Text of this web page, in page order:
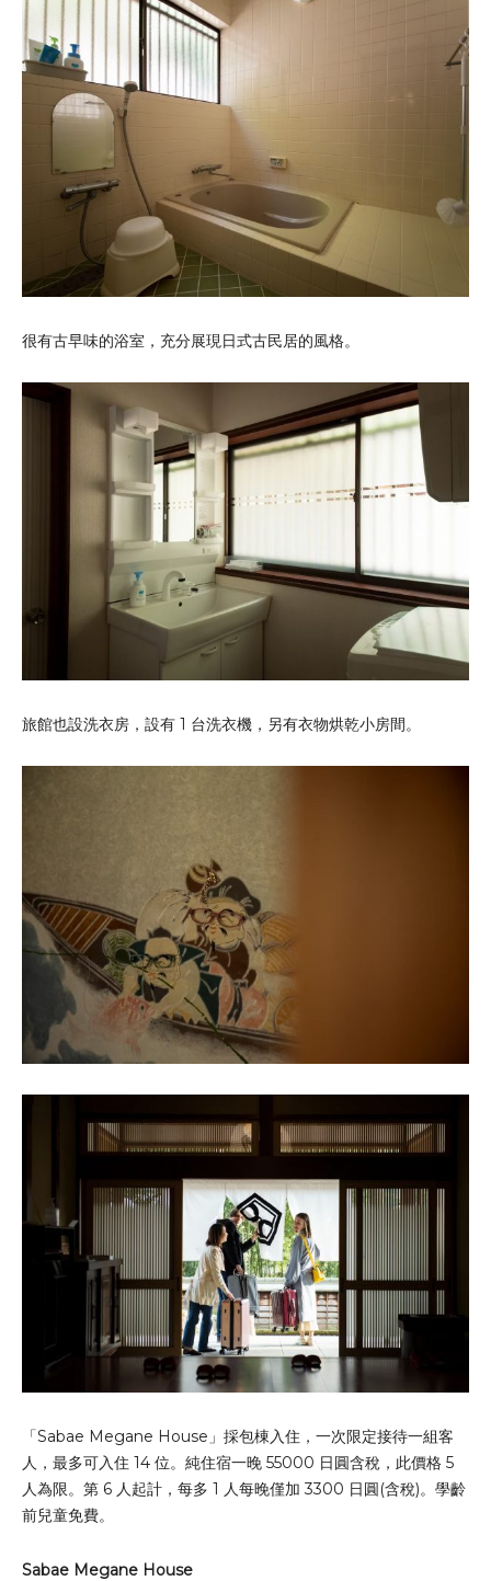
很有古早味的浴室，充分展現日式古民居的風格。
旅館也設洗衣房，設有 1 台洗衣機，另有衣物烘乾小房間。
「Sabae Megane House」採包棟入住，一次限定接待一組客
人，最多可入住 14 位。純住宿一晚 55000 日圓含稅，此價格 5
人為限。第 6 人起計，每多 1 人每晚僅加 3300 日圓(含稅)。學齡
前兒童免費。
Sabae Megane House